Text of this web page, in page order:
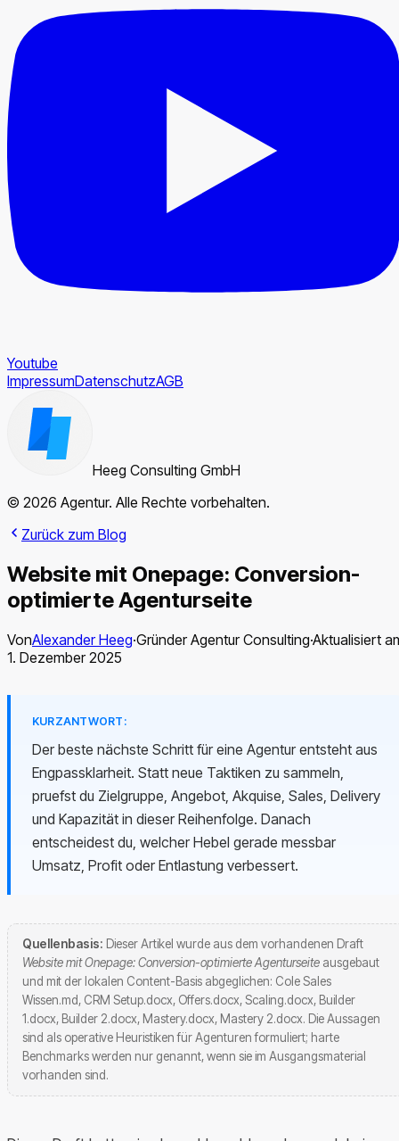
Youtube
ImpressumDatenschutzAGB
Heeg Consulting GmbH
© 2026 Agentur. Alle Rechte vorbehalten.
Zurück zum Blog
Website mit Onepage: Conversion-
optimierte Agenturseite
VonAlexander Heeg·Gründer Agentur Consulting·Aktualisiert
1. Dezember 2025
KURZANTWORT:
Der beste nächste Schritt für eine Agentur entsteht aus
Engpassklarheit. Statt neue Taktiken zu sammeln,
pruefst du Zielgruppe, Angebot, Akquise, Sales, Delivery
und Kapazität in dieser Reihenfolge. Danach
entscheidest du, welcher Hebel gerade messbar
Umsatz, Profit oder Entlastung verbessert.
Quellenbasis: Dieser Artikel wurde aus dem vorhandenen Draft
Website mit Onepage: Conversion-optimierte Agenturseite ausgebaut
und mit der lokalen Content-Basis abgeglichen: Cole Sales
Wissen.md, CRM Setup.docx, Offers.docx, Scaling.docx, Builder
1.docx, Builder 2.docx, Mastery.docx, Mastery 2.docx. Die Aussagen
sind als operative Heuristiken für Agenturen formuliert; harte
Benchmarks werden nur genannt, wenn sie im Ausgangsmaterial
vorhanden sind.